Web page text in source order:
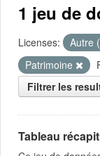
1 jeu de
Licenses: Autre
Patrimoine
Filtrer les
Tableau